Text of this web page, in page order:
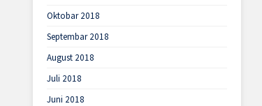
Oktobar 2018
Septembar 2018
August 2018
Juli 2018
Juni 2018